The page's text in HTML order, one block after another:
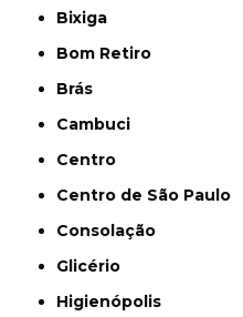
Bixiga
Bom Retiro
Brás
Cambuci
Centro
Centro de São Paulo
Consolação
Glicério
Higienópolis